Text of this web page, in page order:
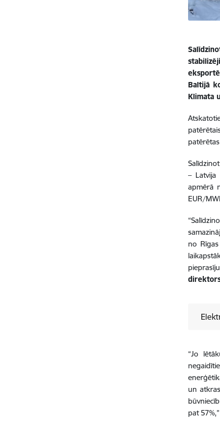
Baltijā
Klimata
– Latvija
apmērā
EUR/
no
“Jo
un
pat